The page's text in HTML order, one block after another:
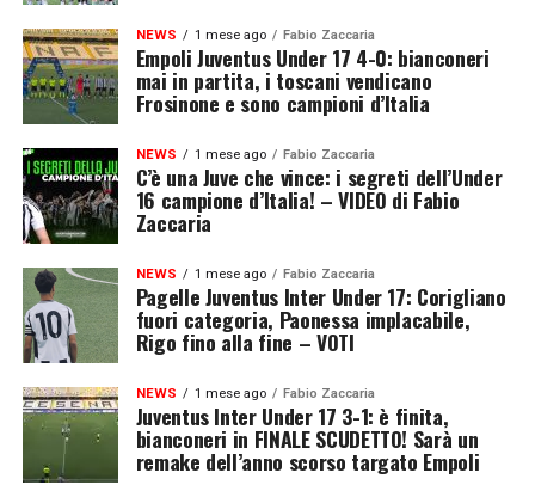
NEWS 1 mese ago Fabio Zaccaria
Empoli Juventus Under 17 4-0: bianconeri
mai in partita, i toscani vendicano
Frosinone e sono campioni d’Italia
NEWS 1 mese ago Fabio Zaccaria
C’è una Juve che vince: i segreti dell’Under
16 campione d’Italia! – VIDEO di Fabio
Zaccaria
NEWS 1 mese ago Fabio Zaccaria
Pagelle Juventus Inter Under 17: Corigliano
fuori categoria, Paonessa implacabile,
Rigo fino alla fine – VOTI
NEWS 1 mese ago Fabio Zaccaria
Juventus Inter Under 17 3-1: è finita,
bianconeri in FINALE SCUDETTO! Sarà un
remake dell’anno scorso targato Empoli